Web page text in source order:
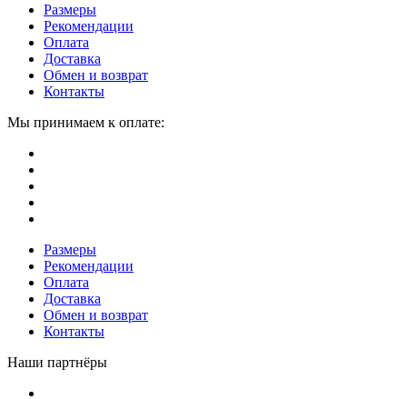
Размеры
Рекомендации
Оплата
Доставка
Обмен и возврат
Контакты
Мы принимаем к оплате:
Размеры
Рекомендации
Оплата
Доставка
Обмен и возврат
Контакты
Наши партнёры